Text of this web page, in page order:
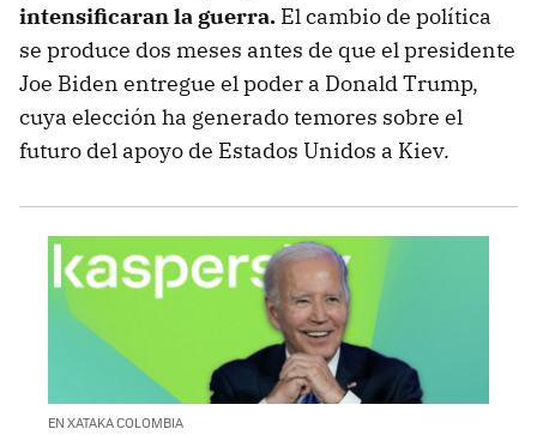
intensificaran la guerra. El cambio de política
se produce dos meses antes de que el presidente
Joe Biden entregue el poder a Donald Trump,
cuya elección ha generado temores sobre el
futuro del apoyo de Estados Unidos a Kiev.
EN XATAKA COLOMBIA